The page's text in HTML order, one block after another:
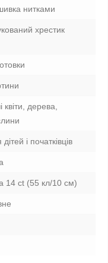
нитками
хрестик
квіти, дерева,
і початківців
14 ct (55 кл/10 см)